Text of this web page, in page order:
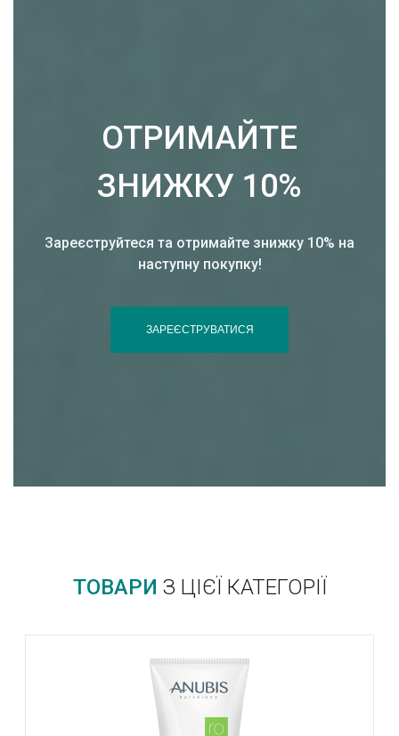
ОТРИМАЙТЕ
ЗНИЖКУ 10%
Зареєструйтеся та отримайте знижку 10% на
наступну покупку!
ЗАРЕЄСТРУВАТИСЯ
ТОВАРИ З ЦІЄЇ КАТЕГОРІЇ